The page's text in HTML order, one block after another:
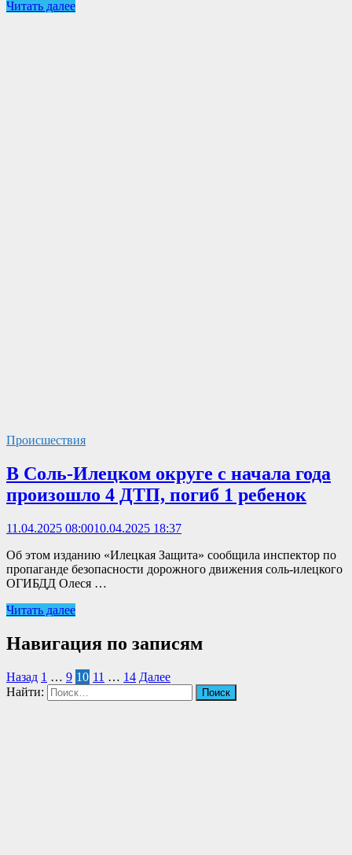
Читать далее
Происшествия
В Соль-Илецком округе с начала года
произошло 4 ДТП, погиб 1 ребенок
11.04.2025 08:0010.04.2025 18:37
Об этом изданию «Илецкая Защита» сообщила инспектор по
пропаганде безопасности дорожного движения соль-илецкого
ОГИБДД Олеся …
Читать далее
Навигация по записям
Назад 1 … 9 10 11 … 14 Далее
Найти: